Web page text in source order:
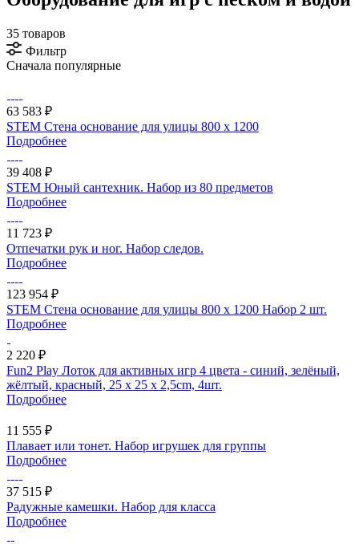
35 товаров
Фильтр
Сначала популярные
63 583 ₽
STEM Стена основание для улицы 800 x 1200
Подробнее
39 408 ₽
STEM Юный сантехник. Набор из 80 предметов
Подробнее
11 723 ₽
Отпечатки рук и ног. Набор следов.
Подробнее
123 954 ₽
STEM Стена основание для улицы 800 x 1200 Набор 2 шт.
Подробнее
2 220 ₽
Fun2 Play Лоток для активных игр 4 цвета - синий, зелёный,
жёлтый, красный, 25 x 25 x 2,5cm, 4шт.
Подробнее
11 555 ₽
Плавает или тонет. Набор игрушек для группы
Подробнее
37 515 ₽
Радужные камешки. Набор для класса
Подробнее